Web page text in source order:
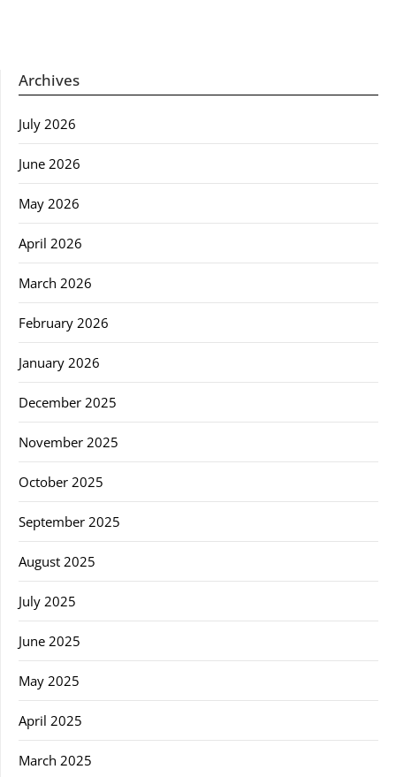
Archives
July 2026
June 2026
May 2026
April 2026
March 2026
February 2026
January 2026
December 2025
November 2025
October 2025
September 2025
August 2025
July 2025
June 2025
May 2025
April 2025
March 2025